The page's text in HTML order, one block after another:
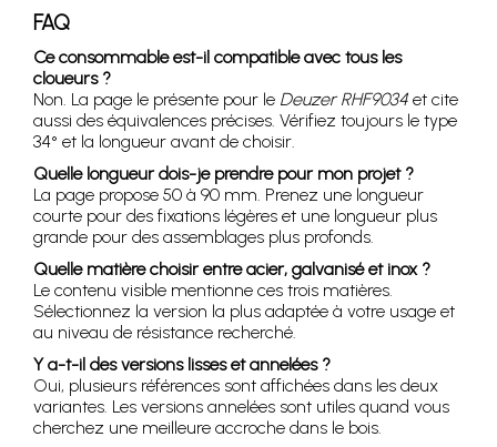
FAQ
Ce consommable est-il compatible avec tous les
cloueurs ?
Non. La page le présente pour le Deuzer RHF9034 et cite
aussi des équivalences précises. Vérifiez toujours le type
34° et la longueur avant de choisir.
Quelle longueur dois-je prendre pour mon projet ?
La page propose 50 à 90 mm. Prenez une longueur
courte pour des fixations légères et une longueur plus
grande pour des assemblages plus profonds.
Quelle matière choisir entre acier, galvanisé et inox ?
Le contenu visible mentionne ces trois matières.
Sélectionnez la version la plus adaptée à votre usage et
au niveau de résistance recherché.
Y a-t-il des versions lisses et annelées ?
Oui, plusieurs références sont affichées dans les deux
variantes. Les versions annelées sont utiles quand vous
cherchez une meilleure accroche dans le bois.